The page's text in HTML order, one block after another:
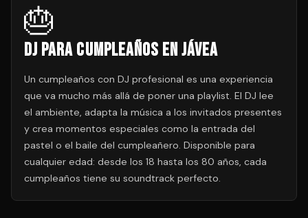
🎂
DJ para Cumpleaños en Jávea
Un cumpleaños con DJ profesional es una experiencia
que va mucho más allá de poner una playlist. El DJ lee
el ambiente, adapta la música a los invitados presentes
y crea momentos especiales como la entrada del
pastel o el baile del cumpleañero. Disponible para
cualquier edad: desde los 18 hasta los 80 años, cada
cumpleaños tiene su soundtrack perfecto.